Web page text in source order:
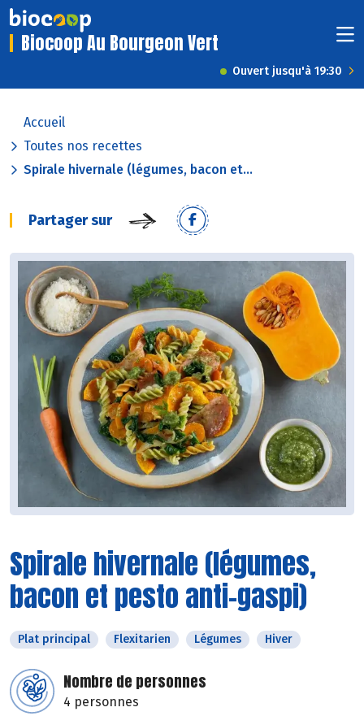
Biocoop Au Bourgeon Vert
Ouvert jusqu'à 19:30
Accueil
Toutes nos recettes
Spirale hivernale (légumes, bacon et...
Partager sur
Spirale hivernale (légumes,
bacon et pesto anti-gaspi)
Plat principal Flexitarien Légumes Hiver
Nombre de personnes
4 personnes